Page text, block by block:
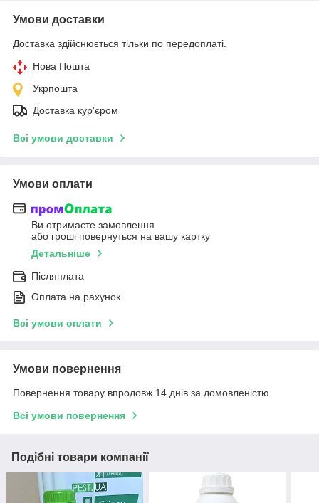
Умови доставки
Доставка здійснюється тільки по передоплаті.
Нова Пошта
Укрпошта
Доставка кур'єром
Всі умови доставки
Умови оплати
Ви отримаєте замовлення
або гроші повернуться на вашу картку
Детальніше
Післяплата
Оплата на рахунок
Всі умови оплати
Умови повернення
Повернення товару впродовж 14 днів за домовленістю
Всі умови повернення
Подібні товари компанії